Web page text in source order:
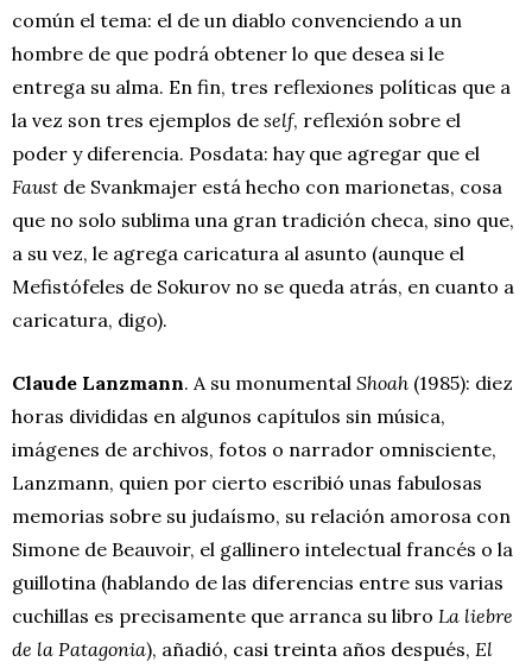
común el tema: el de un diablo convenciendo a un
hombre de que podrá obtener lo que desea si le
entrega su alma. En fin, tres reflexiones políticas que a
la vez son tres ejemplos de self, reflexión sobre el
poder y diferencia. Posdata: hay que agregar que el
Faust de Svankmajer está hecho con marionetas, cosa
que no solo sublima una gran tradición checa, sino que,
a su vez, le agrega caricatura al asunto (aunque el
Mefistófeles de Sokurov no se queda atrás, en cuanto a
caricatura, digo).
Claude Lanzmann. A su monumental Shoah (1985): diez
horas divididas en algunos capítulos sin música,
imágenes de archivos, fotos o narrador omnisciente,
Lanzmann, quien por cierto escribió unas fabulosas
memorias sobre su judaísmo, su relación amorosa con
Simone de Beauvoir, el gallinero intelectual francés o la
guillotina (hablando de las diferencias entre sus varias
cuchillas es precisamente que arranca su libro La liebre
de la Patagonia), añadió, casi treinta años después, El